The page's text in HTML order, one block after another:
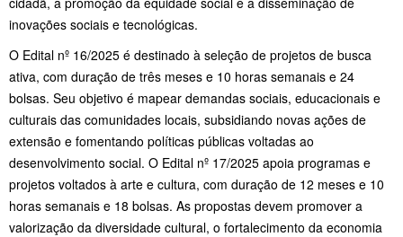
inovações sociais e tecnológicas​.
O Edital nº 16/2025 é destinado à seleção de projetos de busca
ativa, com duração de três meses e 10 horas semanais e 24
bolsas. Seu objetivo é mapear demandas sociais, educacionais e
culturais das comunidades locais, subsidiando novas ações de
extensão e fomentando políticas públicas voltadas ao
desenvolvimento social​. O Edital nº 17/2025 apoia programas e
projetos voltados à arte e cultura, com duração de 12 meses e 10
horas semanais e 18 bolsas. As propostas devem promover a
valorização da diversidade cultural, o fortalecimento da economia